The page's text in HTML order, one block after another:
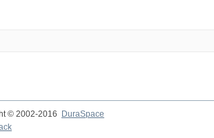
© 2002-2016
DuraSpace